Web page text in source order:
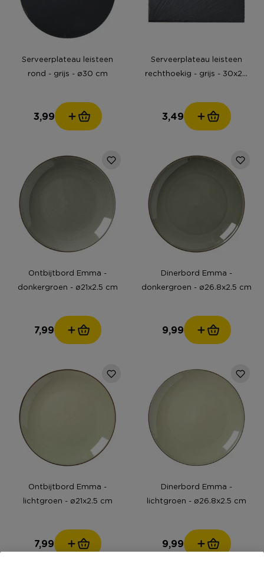
Serveerplateau leisteen
rond - grijs - ø30 cm
3,99
Serveerplateau leisteen
rechthoekig - grijs - 30x20
3,49
Ontbijtbord Emma -
donkergroen - ø21x2.5 cm
7,99
Dinerbord Emma -
donkergroen - ø26.8x2.5 cm
9,99
Ontbijtbord Emma -
lichtgroen - ø21x2.5 cm
7,99
Dinerbord Emma -
lichtgroen - ø26.8x2.5 cm
9,99